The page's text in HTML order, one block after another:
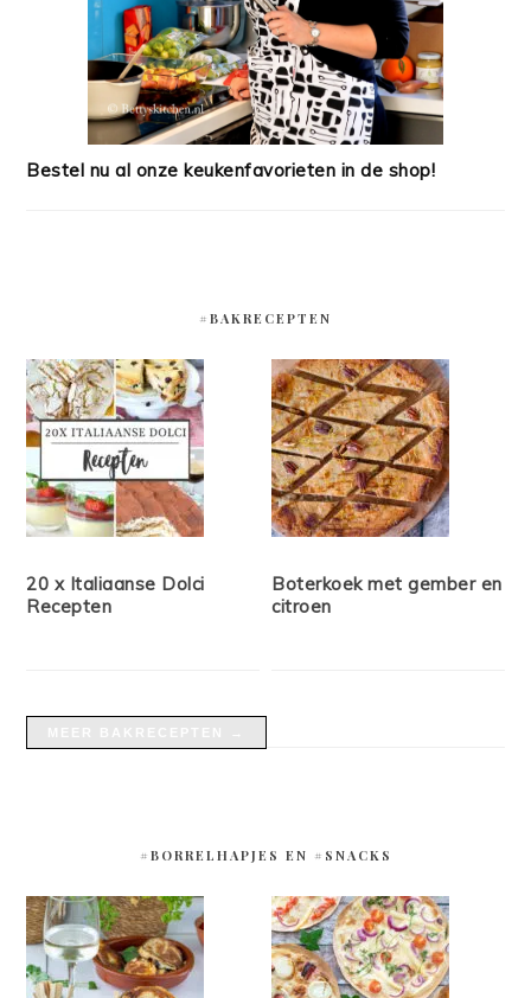
Bestel nu al onze keukenfavorieten in de shop!
#BAKRECEPTEN
20 x Italiaanse Dolci
Recepten
Boterkoek met gember en
citroen
#BORRELHAPJES EN #SNACKS